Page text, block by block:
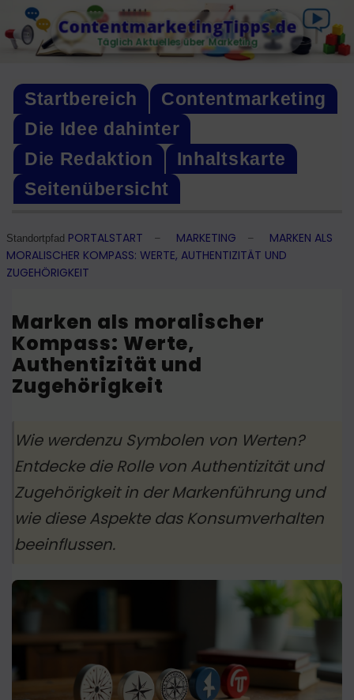
Skip
to
content
ContentmarketingTipps.de
Täglich Aktuelles über Marketing
Startbereich
Contentmarketing
Die Idee dahinter
Die Redaktion
Inhaltskarte
Seitenübersicht
Standortpfad PORTALSTART – MARKETING –
MARKEN ALS
MORALISCHER KOMPASS: WERTE, AUTHENTIZITÄT UND
ZUGEHÖRIGKEIT
Marken als moralischer
Kompass: Werte,
Authentizität und
Zugehörigkeit
Wie werdenzu Symbolen von Werten?
Entdecke die Rolle von Authentizität und
Zugehörigkeit in der Markenführung und
wie diese Aspekte das Konsumverhalten
beeinflussen.